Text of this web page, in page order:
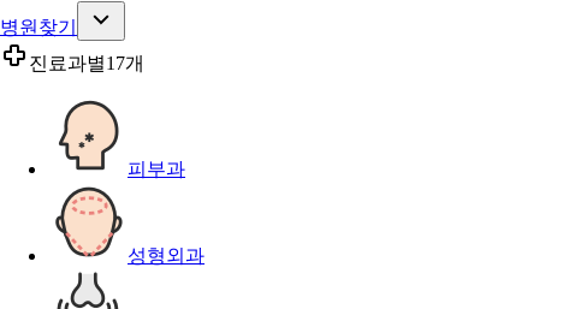
병원찾기
진료과별17개
피부과
성형외과